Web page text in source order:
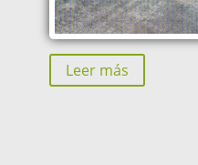
Leer más